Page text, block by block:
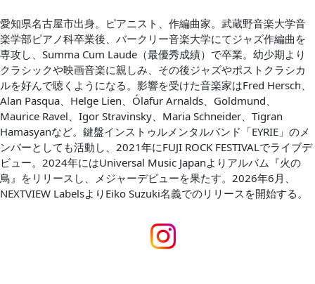
愛知県名古屋市出身。ピアニスト、作編曲家。武蔵野音楽大学音
楽学部ピアノ科卒業後、バークリー音楽大学にてジャズ作編曲を
専攻し、Summa Cum Laude（最優秀成績）で卒業。幼少期より
クラシックや映画音楽に親しみ、その後ジャズやポストクラシカ
ルを好んで聴くようになる。影響を受けた音楽家はFred Hersch、
Alan Pasqua、Helge Lien、Ólafur Arnalds、Goldmund、
Maurice Ravel、Igor Stravinsky、Maria Schneider、Tigran
Hamasyanなど。鍵盤インストゥルメンタルバンド「EYRIE」のメ
ンバーとしても活動し、2021年にFUJI ROCK FESTIVALでライブデ
ビュー。2024年にはUniversal Music Japanよりアルバム『火の
鳥』をリリースし、メジャーデビューを果たす。2026年6月、
NEXTVIEW LabelsよりEiko Suzuki名義でのリリースを開始する。